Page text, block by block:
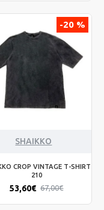
-20 %
SHAIKKO
CROP VINTAGE T-SHIRT
210
53,60€ 67,00€